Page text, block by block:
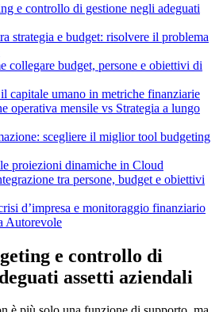
e controllo di gestione negli adeguati
strategia e budget: risolvere il problema
collegare budget, persone e obiettivi di
capitale umano in metriche finanziarie
operativa mensile vs Strategia a lungo
scegliere il miglior tool budgeting
proiezioni dinamiche in Cloud
tra persone, budget e obiettivi
d’impresa e monitoraggio finanziario
Autorevole
e controllo di
assetti aziendali